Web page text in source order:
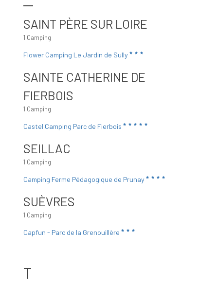
SAINT PÈRE SUR LOIRE
1 Camping
Flower Camping Le Jardin de Sully
SAINTE CATHERINE DE
FIERBOIS
1 Camping
Castel Camping Parc de Fierbois
SEILLAC
1 Camping
Camping Ferme Pédagogique de Prunay
SUÈVRES
1 Camping
Capfun - Parc de la Grenouillère
T